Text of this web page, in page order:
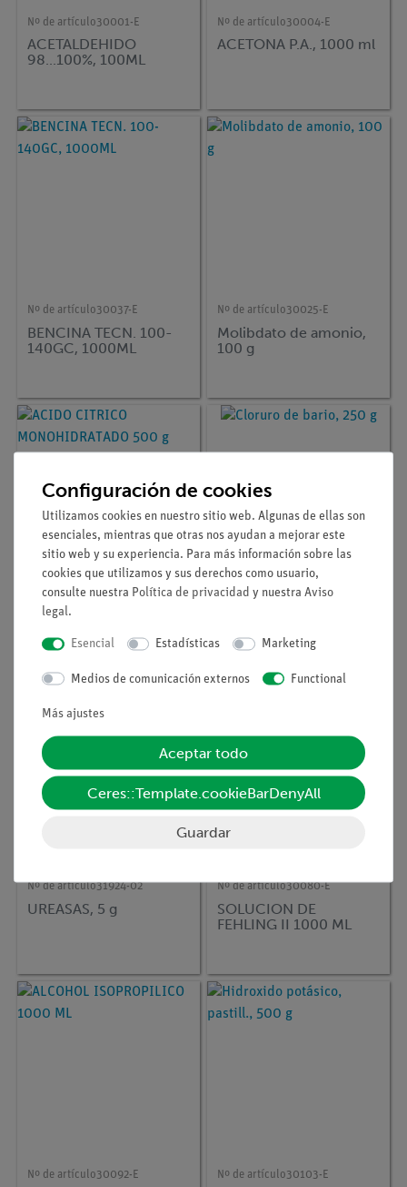
Nº de artículo30001-E
ACETALDEHIDO
98...100%, 100ML
Nº de artículo30004-E
ACETONA P.A., 1000 ml
Nº de artículo30037-E
BENCINA TECN. 100-
140GC, 1000ML
Nº de artículo30025-E
Molibdato de amonio,
100 g
Nº de artículo30063-E
ACIDO CITRICO
MONOHIDRATADO 500
Nº de artículo30033-E
Nº de artículo31924-02
UREASAS, 5 g
Nº de artículo30080-E
SOLUCION DE
FEHLING II 1000 ML
Nº de artículo30092-E Nº de artículo30103-E
Configuración de cookies
Utilizamos cookies en nuestro sitio web. Algunas de ellas son
esenciales, mientras que otras nos ayudan a mejorar este
sitio web y su experiencia. Para más información sobre las
cookies que utilizamos y sus derechos como usuario,
consulte nuestra Política de privacidad y nuestra Aviso
legal.
Esencial Estadísticas Marketing
Medios de comunicación externos Functional
Más ajustes
Aceptar todo
Ceres::Template.cookieBarDenyAll
Guardar